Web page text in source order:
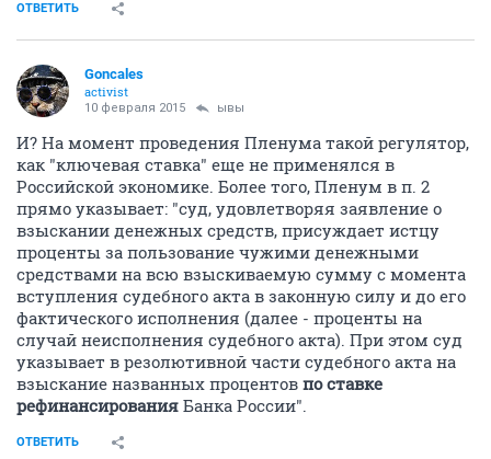
ОТВЕТИТЬ
Goncales
activist
10 февраля 2015 ывы
И? На момент проведения Пленума такой регулятор,
как "ключевая ставка" еще не применялся в
Российской экономике. Более того, Пленум в п. 2
прямо указывает: "суд, удовлетворяя заявление о
взыскании денежных средств, присуждает истцу
проценты за пользование чужими денежными
средствами на всю взыскиваемую сумму с момента
вступления судебного акта в законную силу и до его
фактического исполнения (далее - проценты на
случай неисполнения судебного акта). При этом суд
указывает в резолютивной части судебного акта на
взыскание названных процентов по ставке
рефинансирования Банка России".
ОТВЕТИТЬ